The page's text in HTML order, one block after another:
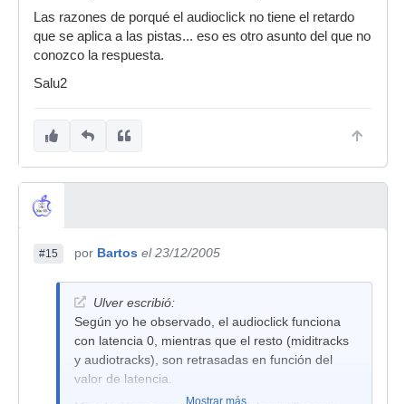
Las razones de porqué el audioclick no tiene el retardo
que se aplica a las pistas... eso es otro asunto del que no
conozco la respuesta.
Salu2
#15 por Bartos el 23/12/2005
Ulver escribió:
Según yo he observado, el audioclick funciona
con latencia 0, mientras que el resto (miditracks
y audiotracks), son retrasadas en función del
valor de latencia.
Mostrar más